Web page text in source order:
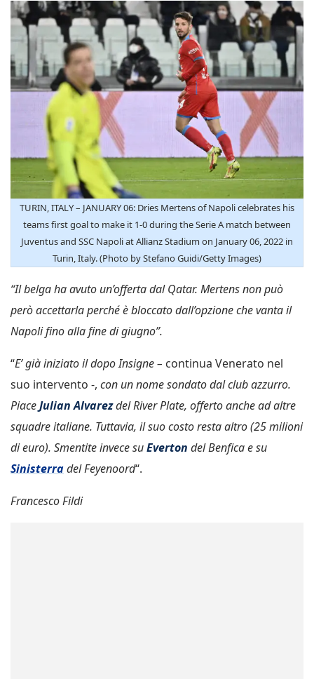
TURIN, ITALY – JANUARY 06: Dries Mertens of Napoli celebrates his
teams first goal to make it 1-0 during the Serie A match between
Juventus and SSC Napoli at Allianz Stadium on January 06, 2022 in
Turin, Italy. (Photo by Stefano Guidi/Getty Images)
“Il belga ha avuto un’offerta dal Qatar. Mertens non può
però accettarla perché è bloccato dall’opzione che vanta il
Napoli fino alla fine di giugno”.
“E’ già iniziato il dopo Insigne – continua Venerato nel
suo intervento -, con un nome sondato dal club azzurro.
PiaceJulian Alvarezdel River Plate, offerto anche ad altre
squadre italiane. Tuttavia, il suo costo resta altro (25 milioni
di euro). Smentite invece suEverton del Benfica e su
Sinisterradel Feyenoord“.
Francesco Fildi